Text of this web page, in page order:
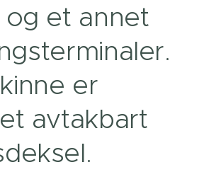
et annet
er
avtakbart